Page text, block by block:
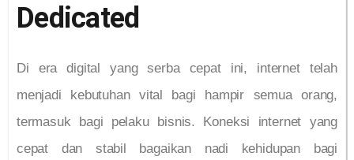
Dedicated
Di era digital yang serba cepat ini, internet telah
menjadi kebutuhan vital bagi hampir semua orang,
termasuk bagi pelaku bisnis. Koneksi internet yang
cepat dan stabil bagaikan nadi kehidupan bagi